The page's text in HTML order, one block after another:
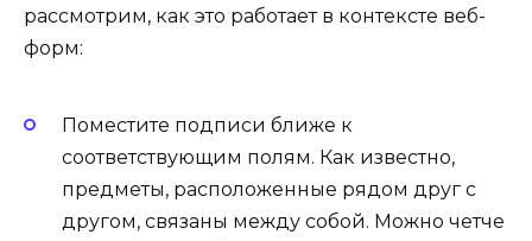
рассмотрим, как это работает в контексте веб-
форм:
Поместите подписи ближе к
соответствующим полям. Как известно,
предметы, расположенные рядом друг с
другом, связаны между собой. Можно четче